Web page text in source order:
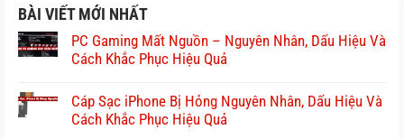
BÀI VIẾT MỚI NHẤT
PC Gaming Mất Nguồn – Nguyên Nhân, Dấu Hiệu Và
Cách Khắc Phục Hiệu Quả
Cáp Sạc iPhone Bị Hỏng Nguyên Nhân, Dấu Hiệu Và
Cách Khắc Phục Hiệu Quả